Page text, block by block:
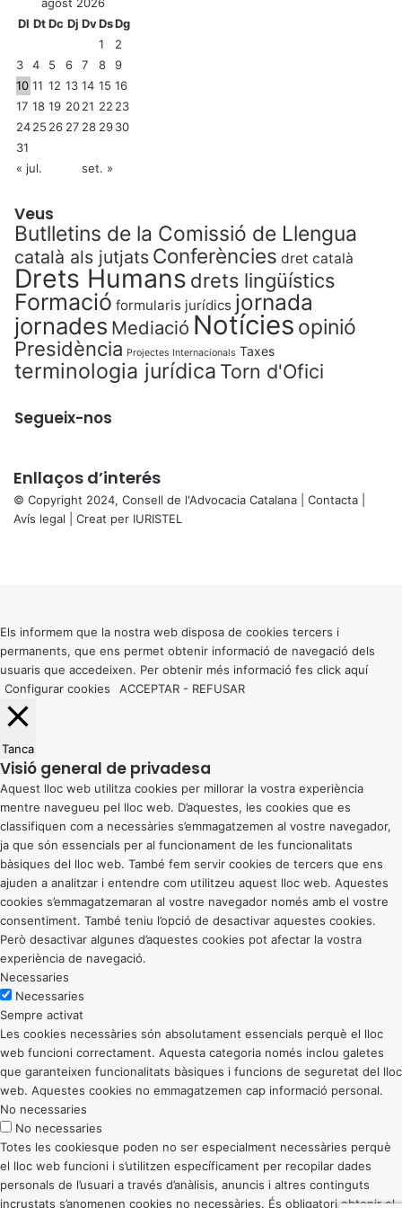
Dl DtDc Dj DvDsDg
1
2
3
4 5 6 7 8
9
10 11 12 13 14 15 16
17 18 19 2021 22 23
2425 26 27 28 2930
31
« jul.
set. »
Veus
Butlletins de la Comissió de Llengua
català als jutjats Conferències dret català
Drets Humans drets lingüístics
Formació formularis jurídics jornada
jornades Mediació Notícies opinió
Presidència Projectes Internacionals Taxes
terminologia jurídica Torn d'Ofici
Segueix-nos
Enllaços d’interés
© Copyright 2024, Consell de l'Advocacia Catalana | Contacta
Avís legal | Creat per IURISTEL
button
Els informem que la nostra web disposa de cookies tercers i
permanents, que ens permet obtenir informació de navegació dels
usuaris que accedeixen. Per obtenir més informació fes click aquí
Configurar cookies
ACCEPTAR - REFUSAR
Tanca
Visió general de privadesa
Aquest lloc web utilitza cookies per millorar la vostra experiència
mentre navegueu pel lloc web. D’aquestes, les cookies que es
classifiquen com a necessàries s’emmagatzemen al vostre navegador,
ja que són essencials per al funcionament de les funcionalitats
bàsiques del lloc web. També fem servir cookies de tercers que ens
ajuden a analitzar i entendre com utilitzeu aquest lloc web. Aquestes
cookies s’emmagatzemaran al vostre navegador només amb el vostre
consentiment. També teniu l’opció de desactivar aquestes cookies.
Però desactivar algunes d’aquestes cookies pot afectar la vostra
experiència de navegació.
Necessaries
Necessaries
Sempre activat
Les cookies necessàries són absolutament essencials perquè el lloc
web funcioni correctament. Aquesta categoria només inclou galetes
que garanteixen funcionalitats bàsiques i funcions de seguretat del lloc
web. Aquestes cookies no emmagatzemen cap informació personal.
No necessaries
No necessaries
Totes les cookiesque poden no ser especialment necessàries perquè
el lloc web funcioni i s’utilitzen específicament per recopilar dades
personals de l’usuari a través d’anàlisis, anuncis i altres continguts
incrustats s’anomenen cookies no necessàries. És obligatori obtenir el